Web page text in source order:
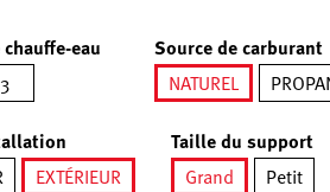
eau
3
Source de carburant
NATUREL
EXTÉRIEUR
Taille du support
Grand
Petit